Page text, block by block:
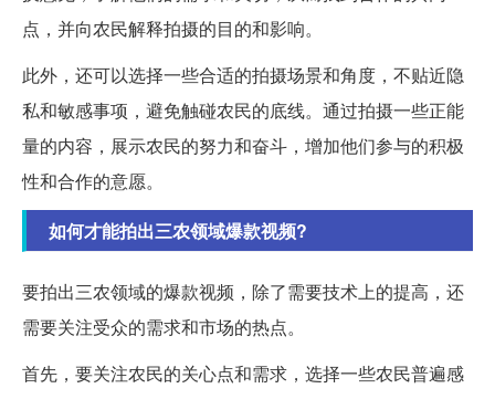
点，并向农民解释拍摄的目的和影响。
此外，还可以选择一些合适的拍摄场景和角度，不贴近隐
私和敏感事项，避免触碰农民的底线。通过拍摄一些正能
量的内容，展示农民的努力和奋斗，增加他们参与的积极
性和合作的意愿。
如何才能拍出三农领域爆款视频?
要拍出三农领域的爆款视频，除了需要技术上的提高，还
需要关注受众的需求和市场的热点。
首先，要关注农民的关心点和需求，选择一些农民普遍感